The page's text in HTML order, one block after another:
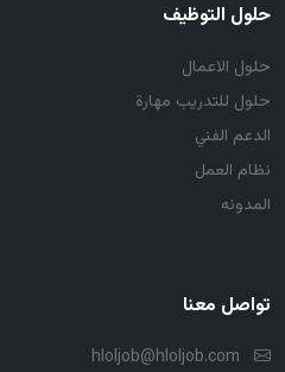
حلول التوظيف
حلول الاعمال
حلول للتدريب مهارة
الدعم الفني
نظام العمل
المدونه
تواصل معنا
hloljob@hloljob.com